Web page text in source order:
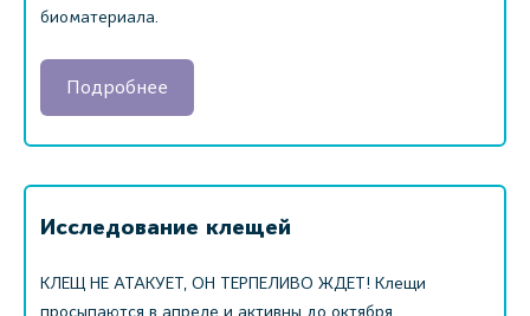
биоматериала.
Подробнее
Исследование клещей
КЛЕЩ НЕ АТАКУЕТ, ОН ТЕРПЕЛИВО ЖДЕТ! Клещи
просыпаются в апреле и активны до октября.